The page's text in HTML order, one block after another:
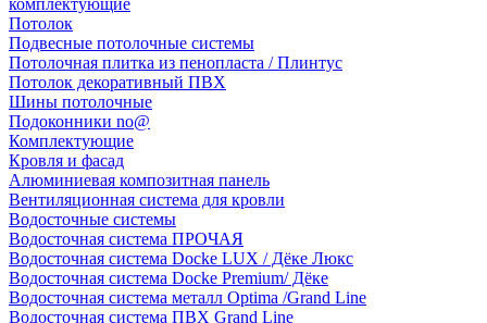
комплектующие
Потолок
Подвесные потолочные системы
Потолочная плитка из пенопласта / Плинтус
Потолок декоративный ПВХ
Шины потолочные
Подоконники no@
Комплектующие
Кровля и фасад
Алюминиевая композитная панель
Вентиляционная система для кровли
Водосточные системы
Водосточная система ПРОЧАЯ
Водосточная система Docke LUX / Дёке Люкс
Водосточная система Docke Premium/ Дёке
Водосточная система металл Optima /Grand Line
Водосточная система ПВХ Grand Line